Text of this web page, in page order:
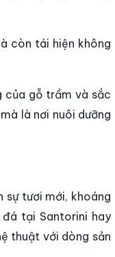
còn tái hiện không
của gỗ trầm và sắc
là nơi nuôi dưỡng
sự tươi mới, khoáng
tại Santorini hay
thuật với dòng sản